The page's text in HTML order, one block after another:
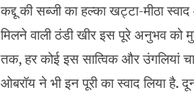
कद्दू की सब्जी का हल्का खट्टा-मीठा
मिलने वाली ठंडी खीर इस पूरे अनुभव
तक, हर कोई इस सात्विक और उंगलियां
ओबरॉय ने भी इन पूरी का स्वाद लिया है.